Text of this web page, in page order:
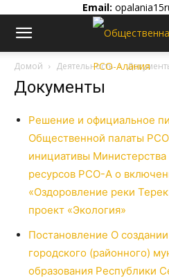
Email:
Домой Деятельность
Документы
Решение и официальное
Общественной палаты
инициативы
ресурсов РСО-А о
«Оздоровление реки
проект «Экология»
Постановление О
городского (районного)
образования Республики